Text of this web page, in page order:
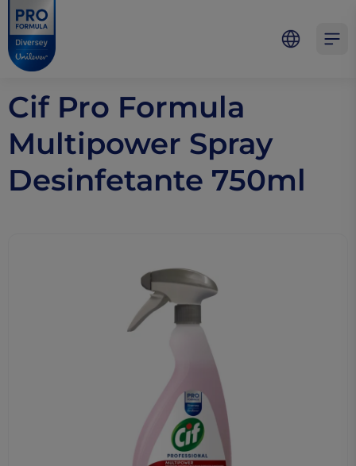
Skip to main content
Skip to navigation
Skip to footer
Pro Formula
Cif Pro Formula
Multipower Spray
Desinfetante 750ml